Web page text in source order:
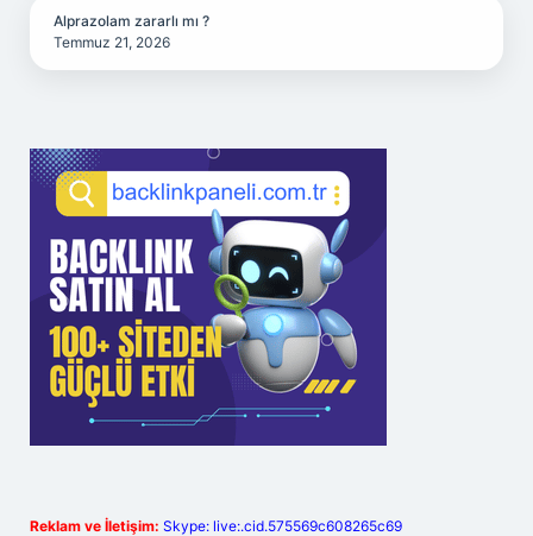
Alprazolam zararlı mı ?
Temmuz 21, 2026
Reklam ve İletişim: Skype: live:.cid.575569c608265c69